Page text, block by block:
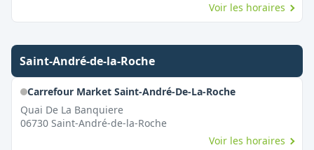
Voir les horaires
Saint-André-de-la-Roche
Carrefour Market Saint-André-De-La-Roche
Quai De La Banquiere
06730 Saint-André-de-la-Roche
Voir les horaires